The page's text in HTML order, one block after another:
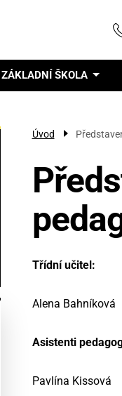
ZÁKLADNÍ ŠKOLA
Úvod
Třídní učitel:
Alena Bahníková
Asistenti
Pavlína Kissová